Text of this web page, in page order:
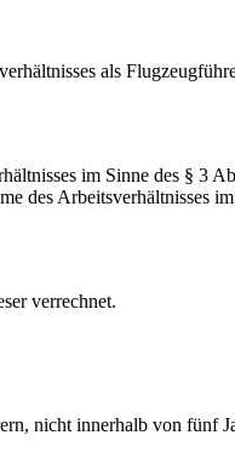
als
im Sinne des § 3
Arbeitsverhältnisses
verrechnet.
nicht innerhalb von fünf